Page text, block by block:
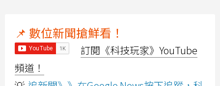
📌 數位新聞搶鮮看！
訂閱《科技玩家》YouTube
頻道！